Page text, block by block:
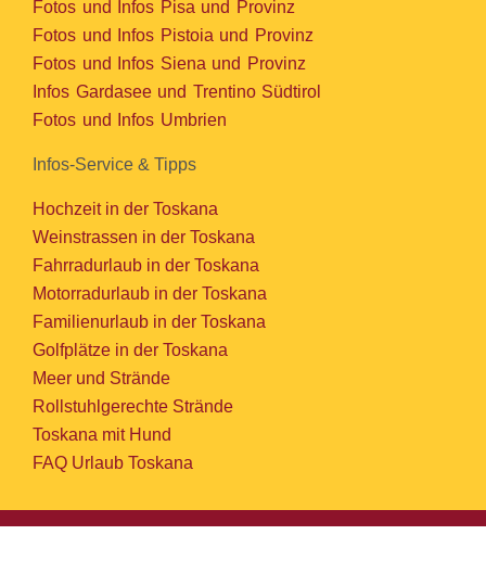
Fotos und Infos Pisa und Provinz
Fotos und Infos Pistoia und Provinz
Fotos und Infos Siena und Provinz
Infos Gardasee und Trentino Südtirol
Fotos und Infos Umbrien
Infos-Service & Tipps
Hochzeit in der Toskana
Weinstrassen in der Toskana
Fahrradurlaub in der Toskana
Motorradurlaub in der Toskana
Familienurlaub in der Toskana
Golfplätze in der Toskana
Meer und Strände
Rollstuhlgerechte Strände
Toskana mit Hund
FAQ Urlaub Toskana